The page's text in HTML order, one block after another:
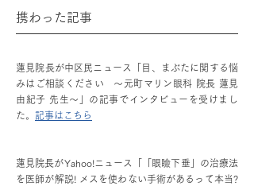
携わった記事
蓮見院長が中区民ニュース「目、まぶたに関する悩
みはご相談ください ～元町マリン眼科 院長 蓮見
由紀子 先生～」の記事でインタビューを受けまし
た。 記事はこちら
蓮見院長がYahoo!ニュース「「眼瞼下垂」の治療法
を医師が解説! メスを使わない手術があるって本当?